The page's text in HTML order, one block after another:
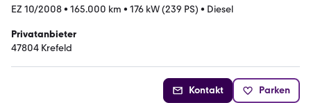
EZ 10/2008• 165.000 km • 176 kW (239 PS) • Diesel
Privatanbieter
47804 Krefeld
Kontakt Parken